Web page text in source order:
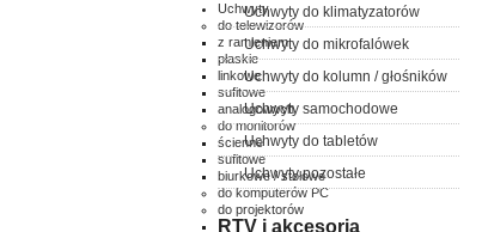
Uchwyty
do telewizorów
z ramieniem
płaskie
linkowe
sufitowe
analogowych
do monitorów
ścienne
sufitowe
biurkowe / stołowe
do komputerów PC
do projektorów
ścienne
Uchwyty do klimatyzatorów
Uchwyty do mikrofalówek
Uchwyty do kolumn / głośników
Uchwyty samochodowe
Uchwyty do tabletów
Uchwyty pozostałe
RTV i akcesoria